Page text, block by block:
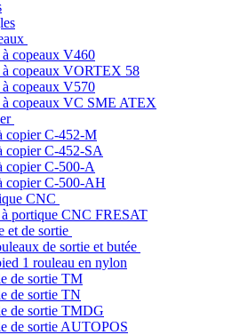
copeaux V460
à copeaux VORTEX 58
copeaux V570
à copeaux VC SME ATEX
copier C-452-M
copier C-452-SA
copier C-500-A
copier C-500-AH
CNC
à portique CNC FRESAT
et de sortie
de sortie et butée
1 rouleau en nylon
de sortie TM
de sortie TN
de sortie TMDG
de sortie AUTOPOS